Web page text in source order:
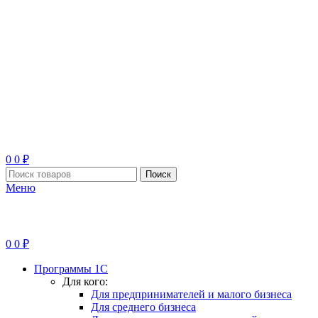
0 0 ₽
Поиск
Меню
0 0 ₽
Программы 1С
Для кого:
Для предпринимателей и малого бизнеса
Для среднего бизнеса